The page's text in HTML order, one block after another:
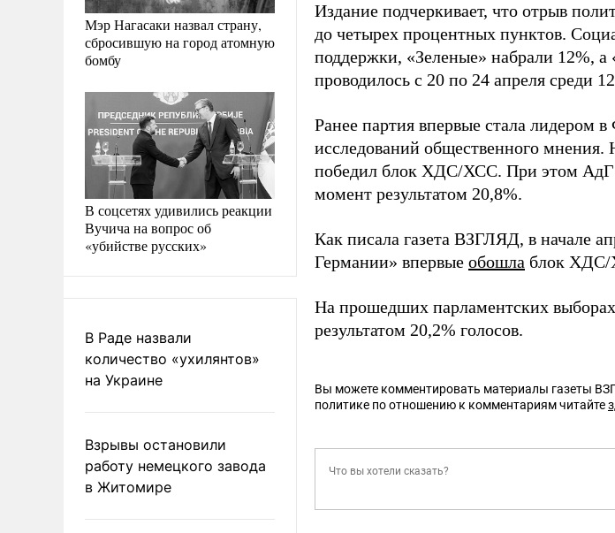
Мэр Нагасаки назвал страну,
сбросившую на город атомную
бомбу
В соцсетях удивились реакции
Вучича на вопрос об
«убийстве русских»
В Раде назвали
количество «ухилянтов»
на Украине
Взрывы остановили
работу немецкого завода
в Житомире
Издание подчеркивает, что отрыв
до четырех процентных пунктов.
поддержки, «Зеленые» набрали 12%,
проводилось с 20 по 24 апреля среди
Ранее партия впервые стала лидером
исследований общественного мнения.
победил блок ХДС/ХСС. При этом АдГ
момент результатом 20,8%.
Как писала газета ВЗГЛЯД, в начале
Германии» впервые обошла блок ХДС/
На прошедших парламентских выборах
результатом 20,2% голосов.
Вы можете комментировать материалы газеты
политике по отношению к комментариям читайте